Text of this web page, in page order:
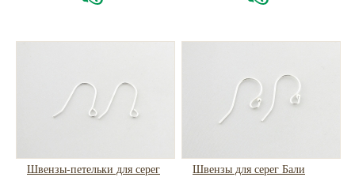
Швензы-петельки для серег
Швензы для серег Бали